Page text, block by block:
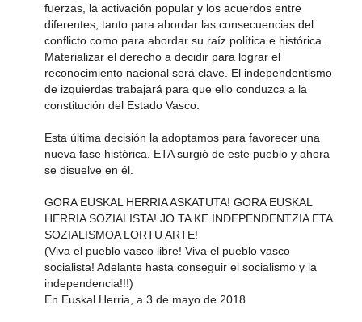
fuerzas, la activación popular y los acuerdos entre
diferentes, tanto para abordar las consecuencias del
conflicto como para abordar su raíz política e histórica.
Materializar el derecho a decidir para lograr el
reconocimiento nacional será clave. El independentismo
de izquierdas trabajará para que ello conduzca a la
constitución del Estado Vasco.
Esta última decisión la adoptamos para favorecer una
nueva fase histórica. ETA surgió de este pueblo y ahora
se disuelve en él.
GORA EUSKAL HERRIA ASKATUTA! GORA EUSKAL
HERRIA SOZIALISTA! JO TA KE INDEPENDENTZIA ETA
SOZIALISMOA LORTU ARTE!
(Viva el pueblo vasco libre! Viva el pueblo vasco
socialista! Adelante hasta conseguir el socialismo y la
independencia!!!)
En Euskal Herria, a 3 de mayo de 2018